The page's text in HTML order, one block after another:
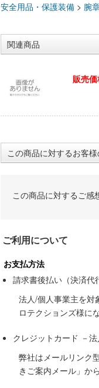
安全用品・保護装備 > 腕
関連商品
販売
この商品に対するお客
この商品に対するご感
ご利用について
お支払方法
請求書後払い（決済代
法人/個人事業主を対
ロテクションズ様に
クレジットカード －
弊社はメールリンク
きご案内メール」か